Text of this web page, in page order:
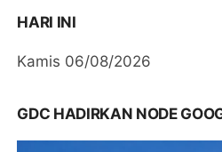
HARI INI
Kamis 06/08/2026
GDC HADIRKAN NODE